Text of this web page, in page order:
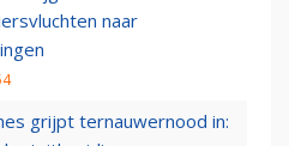
naar
grijpt ternauwernood in: